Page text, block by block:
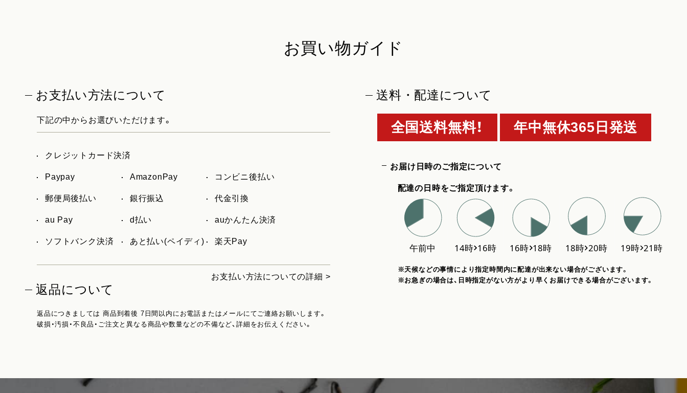
お買い物ガイド
お支払い方法について
下記の中からお選びいただけます。
クレジットカード決済
Paypay AmazonPay コンビニ後払い
郵便局後払い 銀行振込 代金引換
au Pay d払い auかんたん決済
ソフトバンク決済 あと払い(ペイディ) 楽天Pay
お支払い方法についての詳細 >
返品について
返品につきましては 商品到着後 7日間以内にお電話またはメールにてご連絡お願いします。
破損・汚損・不良品・ご注文と異なる商品や数量などの不備など、詳細をお伝えください。
送料・配達について
全国送料無料！ 年中無休365日発送
お届け日時のご指定について
配達の日時をご指定頂けます。
※天候などの事情により指定時間内に配達が出来ない場合がございます。
※お急ぎの場合は、日時指定がない方がより早くお届けできる場合がございます。